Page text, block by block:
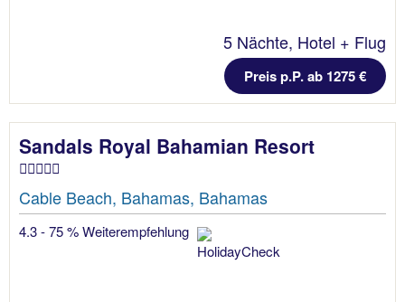
5 Nächte, Hotel + Flug
Preis p.P. ab 1275 €
Sandals Royal Bahamian Resort
Cable Beach, Bahamas, Bahamas
4.3 - 75 % Weiterempfehlung